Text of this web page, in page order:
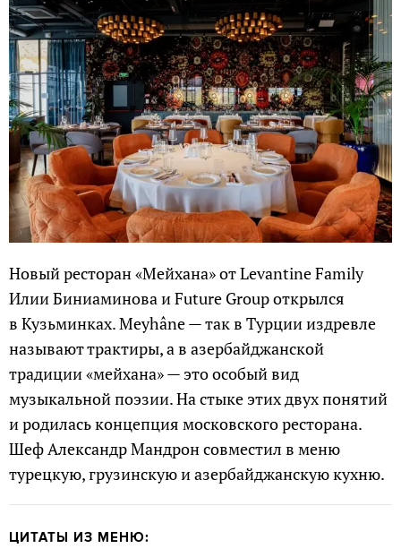
Новый ресторан «Мейхана» от Levantine Family
Илии Биниаминова и Future Group открылся
в Кузьминках. Meyhâne — так в Турции издревле
называют трактиры, а в азербайджанской
традиции «мейхана» — это особый вид
музыкальной поэзии. На стыке этих двух понятий
и родилась концепция московского ресторана.
Шеф Александр Мандрон совместил в меню
турецкую, грузинскую и азербайджанскую кухню.
ЦИТАТЫ ИЗ МЕНЮ: